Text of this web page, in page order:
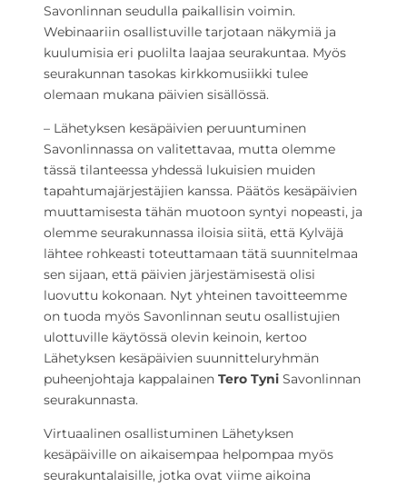
Savonlinnan seudulla paikallisin voimin.
Webinaariin osallistuville tarjotaan näkymiä ja
kuulumisia eri puolilta laajaa seurakuntaa. Myös
seurakunnan tasokas kirkkomusiikki tulee
olemaan mukana päivien sisällössä.
– Lähetyksen kesäpäivien peruuntuminen
Savonlinnassa on valitettavaa, mutta olemme
tässä tilanteessa yhdessä lukuisien muiden
tapahtumajärjestäjien kanssa. Päätös kesäpäivien
muuttamisesta tähän muotoon syntyi nopeasti, ja
olemme seurakunnassa iloisia siitä, että Kylväjä
lähtee rohkeasti toteuttamaan tätä suunnitelmaa
sen sijaan, että päivien järjestämisestä olisi
luovuttu kokonaan. Nyt yhteinen tavoitteemme
on tuoda myös Savonlinnan seutu osallistujien
ulottuville käytössä olevin keinoin, kertoo
Lähetyksen kesäpäivien suunnitteluryhmän
puheenjohtaja kappalainen Tero Tyni Savonlinnan
seurakunnasta.
Virtuaalinen osallistuminen Lähetyksen
kesäpäiville on aikaisempaa helpompaa myös
seurakuntalaisille, jotka ovat viime aikoina